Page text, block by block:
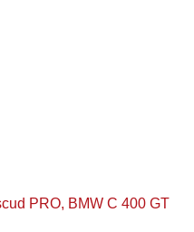
PRO, BMW C 400 GT